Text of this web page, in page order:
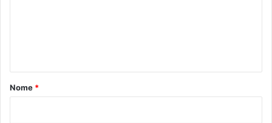
r
Nome *